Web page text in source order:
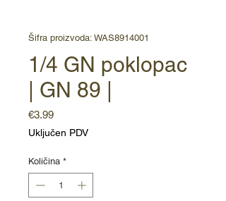
Šifra proizvoda: WAS8914001
1/4 GN poklopac
| GN 89 |
€3.99Cijena
Uključen PDV
Količina *